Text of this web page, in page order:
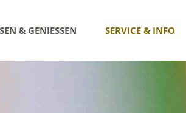
& GENIESSEN SERVICE & INFO